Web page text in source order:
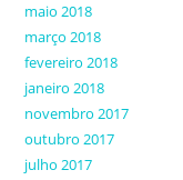
maio 2018
março 2018
fevereiro 2018
janeiro 2018
novembro 2017
outubro 2017
julho 2017